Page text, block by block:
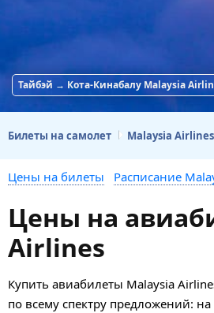
Тайбэй → Кота-Кинабалу Malaysia
Билеты на самолет Malaysia Airlines
Цены на билеты Расписание
Цены на
Airlines
Купить авиабилеты Malaysia
по всему спектру предложений: